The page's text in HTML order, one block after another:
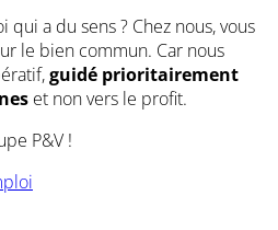
a du sens ? Chez nous, vous
le bien commun. Car nous
guidé prioritairement
et non vers le profit.
P&V !